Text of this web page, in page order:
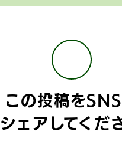
この投稿を
シェアしてくだ